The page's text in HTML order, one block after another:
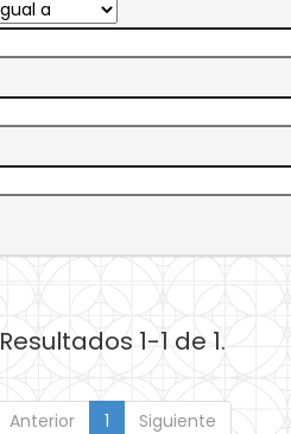
Resultados 1-1 de 1.
Anterior 1 Siguiente